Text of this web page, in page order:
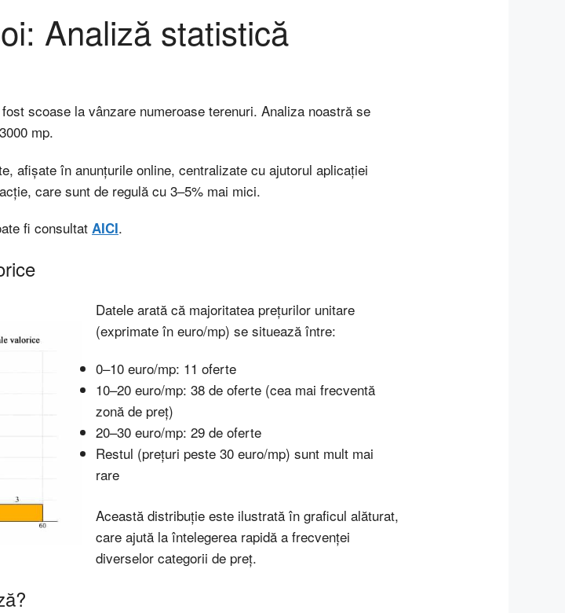
Analiză statistică
scoase la vânzare numeroase terenuri. Analiza noastră se
mp.
afișate în anunțurile online, centralizate cu ajutorul aplicației
care sunt de regulă cu 3–5% mai mici.
fi consultat AICI.
Datele arată că majoritatea prețurilor unitare
(exprimate în euro/mp) se situează între:
0–10 euro/mp: 11 oferte
10–20 euro/mp: 38 de oferte (cea mai frecventă
zonă de preț)
20–30 euro/mp: 29 de oferte
Restul (prețuri peste 30 euro/mp) sunt mult mai
rare
Această distribuție este ilustrată în graficul alăturat,
care ajută la întelegerea rapidă a frecvenței
diverselor categorii de preț.